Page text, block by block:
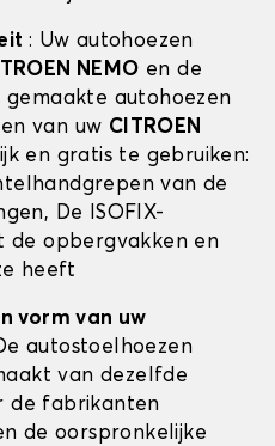
: Uw autohoezen
NEMO en de
autohoezen
van uw CITROEN
en gratis te gebruiken:
van de
De ISOFIX-
de opbergvakken en
heeft
vorm van uw
autostoelhoezen
van dezelfde
de fabrikanten
de oorspronkelijke